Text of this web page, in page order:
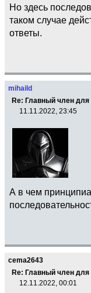
Но здесь
таком случае
ответы.
mihaild
Re: Главный член
11.11.2022, 23:45
А в чем
cema2643
Re: Главный член
12.11.2022, 00:01